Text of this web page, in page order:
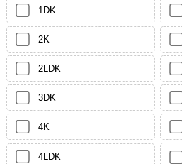
1DK
2K
2LDK
3DK
4K
4LDK